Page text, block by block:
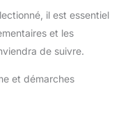
il est essentiel
et les
de suivre.
et démarches